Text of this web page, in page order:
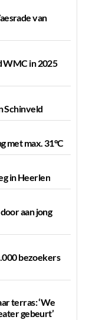
van
WMC in 2025
Schinveld
met max. 31°C
in Heerlen
aan jong
bezoekers
terras: ‘We
gebeurt’